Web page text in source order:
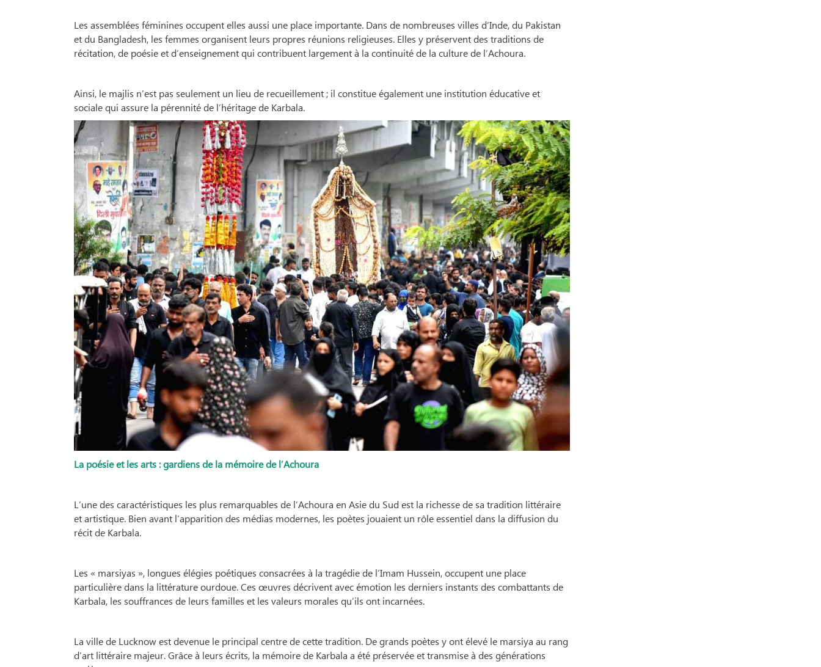
Les assemblées féminines occupent elles aussi une place importante. Dans de nombreuses villes d’Inde, du Pakistan
et du Bangladesh, les femmes organisent leurs propres réunions religieuses. Elles y préservent des traditions de
récitation, de poésie et d’enseignement qui contribuent largement à la continuité de la culture de l’Achoura.
Ainsi, le majlis n’est pas seulement un lieu de recueillement ; il constitue également une institution éducative et
sociale qui assure la pérennité de l’héritage de Karbala.
La poésie et les arts : gardiens de la mémoire de l’Achoura
L’une des caractéristiques les plus remarquables de l’Achoura en Asie du Sud est la richesse de sa tradition littéraire
et artistique. Bien avant l’apparition des médias modernes, les poètes jouaient un rôle essentiel dans la diffusion du
récit de Karbala.
Les « marsiyas », longues élégies poétiques consacrées à la tragédie de l’Imam Hussein, occupent une place
particulière dans la littérature ourdoue. Ces œuvres décrivent avec émotion les derniers instants des combattants de
Karbala, les souffrances de leurs familles et les valeurs morales qu’ils ont incarnées.
La ville de Lucknow est devenue le principal centre de cette tradition. De grands poètes y ont élevé le marsiya au rang
d’art littéraire majeur. Grâce à leurs écrits, la mémoire de Karbala a été préservée et transmise à des générations